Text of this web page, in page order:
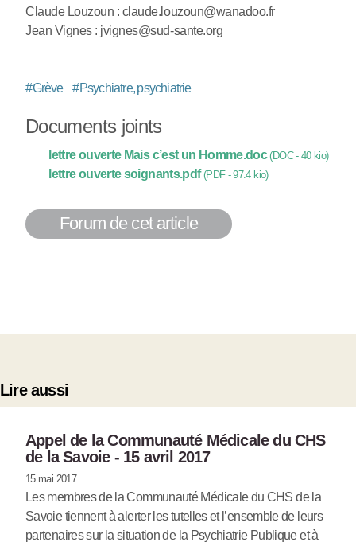
Claude Louzoun : claude.louzoun@wanadoo.fr
Jean Vignes : jvignes@sud-sante.org
#Grève #Psychiatre, psychiatrie
Documents joints
lettre ouverte Mais c’est un Homme.doc (DOC- 40 kio)
lettre ouverte soignants.pdf (PDF-97.4 kio)
Forum de cet article
Lire aussi
Appel de la Communauté Médicale du CHS
de la Savoie - 15 avril 2017
15 mai 2017
Les membres de la Communauté Médicale du CHS de la
Savoie tiennent à alerter les tutelles et l’ensemble de leurs
partenaires sur la situation de la Psychiatrie Publique et à